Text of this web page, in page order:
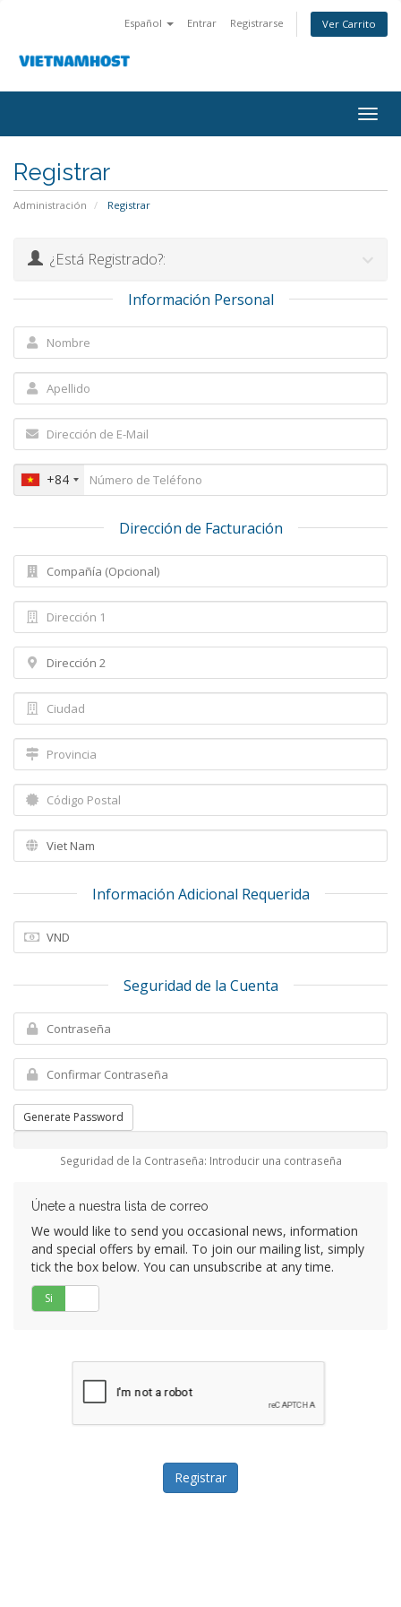
Español Entrar Registrarse Ver Carrito
Registrar
Administración Registrar
¿Está Registrado?:
Información Personal
+84
Dirección de Facturación
Información Adicional Requerida
Seguridad de la Cuenta
Generate Password
Seguridad de la Contraseña: Introducir una contraseña
Únete a nuestra lista de correo
We would like to send you occasional news, information
and special offers by email. To join our mailing list, simply
tick the box below. You can unsubscribe at any time.
Si